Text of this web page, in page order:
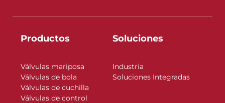
Productos
Válvulas mariposa
Válvulas de bola
Válvulas de cuchilla
Válvulas de control
Soluciones
Industria
Soluciones Integradas